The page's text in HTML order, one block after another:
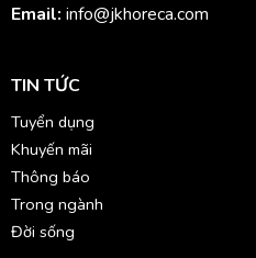
Email: info@jkhoreca.com
TIN TỨC
Tuyển dụng
Khuyến mãi
Thông báo
Trong ngành
Đời sống